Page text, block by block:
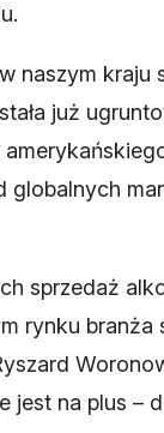
kraju
już
sprzedaż
rynku branża
jest na plus –